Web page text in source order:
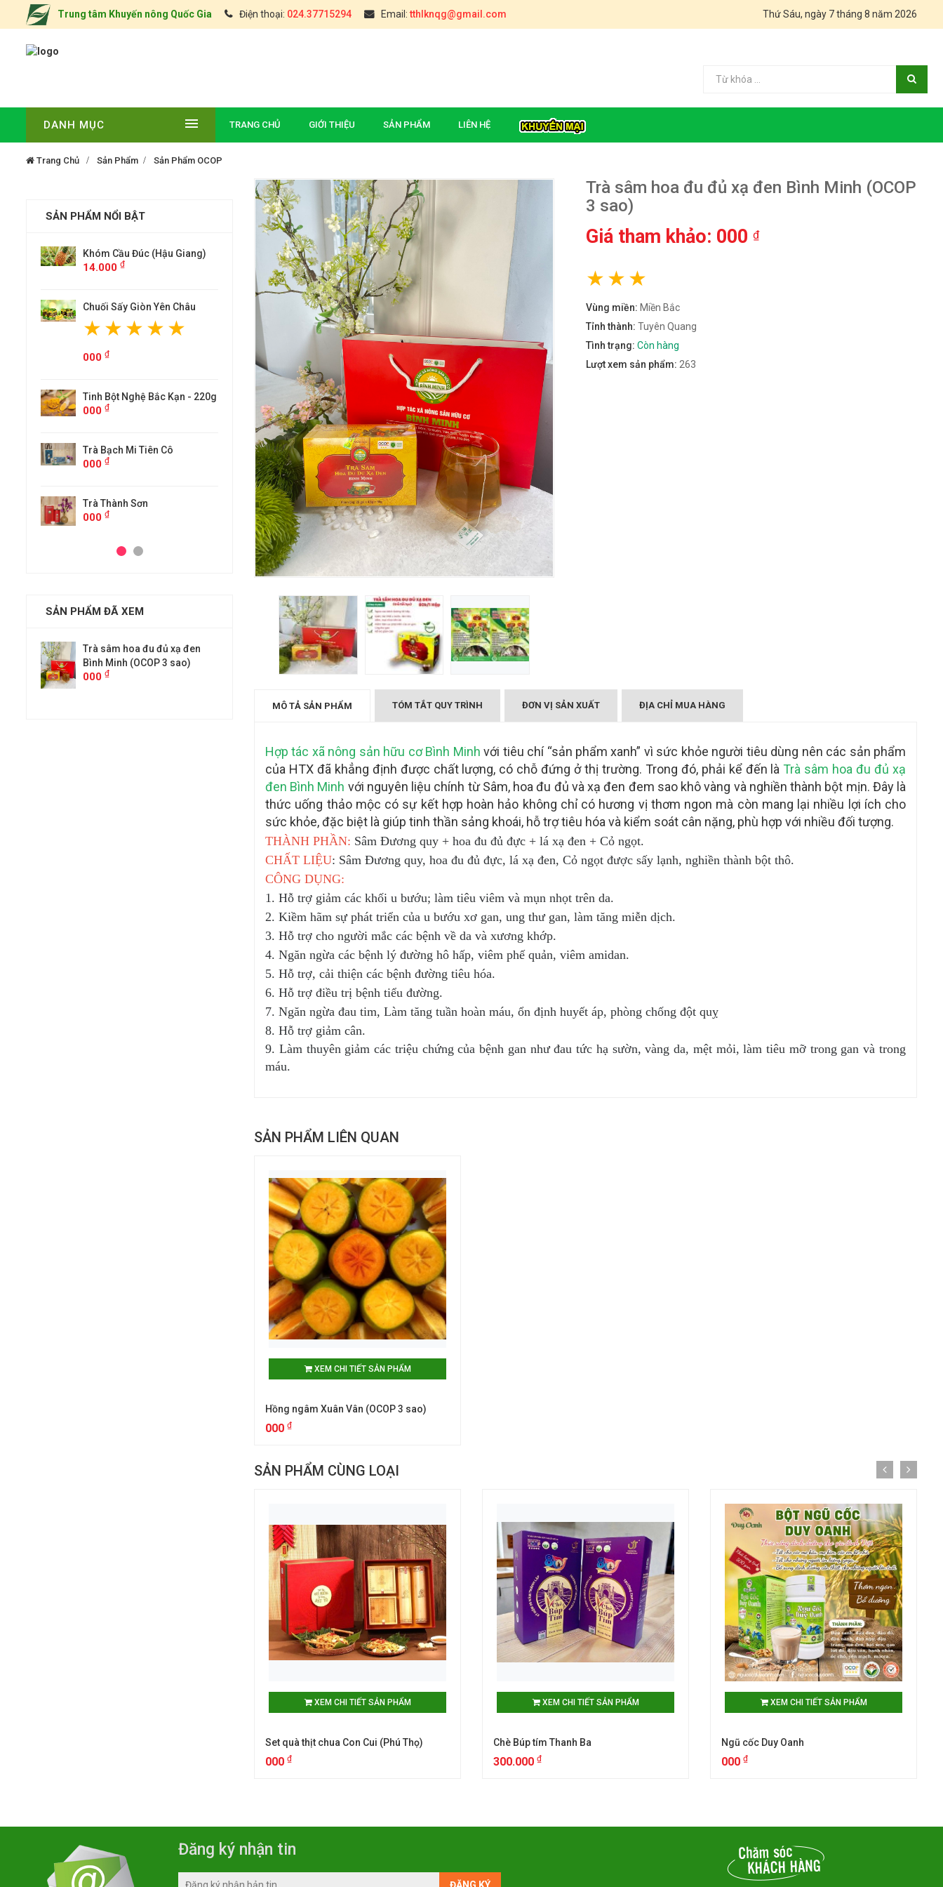
Trung tâm Khuyến nông Quốc Gia Điện thoại: 024.37715294 Email:tthlknqg@gmail.com Thứ Sáu, ngày 7 tháng 8 năm 2026
DANH MỤC TRANG CHỦ GIỚI THIỆU SẢN PHẨM LIÊN HỆ
Trang Chủ Sản Phẩm Sản Phẩm OCOP
Trà sâm hoa đu đủ xạ đen Bình Minh (OCOP
3 sao)
Giá tham khảo: 000 ₫
Vùng miền: Miền Bắc
Tỉnh thành: Tuyên Quang
Tình trạng: Còn hàng
Lượt xem sản phẩm: 263
MÔ TẢ SẢN PHẨM TÓM TẮT QUY TRÌNH ĐƠN VỊ SẢN XUẤT ĐỊA CHỈ MUA HÀNG
Hợp tác xã nông sản hữu cơ Bình Minh với tiêu chí “sản phẩm xanh” vì sức khỏe người tiêu dùng nên các sản phẩm
của HTX đã khẳng định được chất lượng, có chỗ đứng ở thị trường. Trong đó, phải kể đến làTrà sâm hoa đu đủ xạ
đen Bình Minh với nguyên liệu chính từ Sâm, hoa đu đủ và xạ đen đem sao khô vàng và nghiền thành bột mịn. Đây là
thức uống thảo mộc có sự kết hợp hoàn hảo không chỉ có hương vị thơm ngon mà còn mang lại nhiều lợi ích cho
sức khỏe, đặc biệt là giúp tinh thần sảng khoái, hỗ trợ tiêu hóa và kiểm soát cân nặng, phù hợp với nhiều đối tượng.
THÀNH PHẦN: Sâm Đương quy + hoa đu đủ đực + lá xạ đen + Cỏ ngọt.
CHẤT LIỆU: Sâm Đương quy, hoa đu đủ đực, lá xạ đen, Cỏ ngọt được sấy lạnh, nghiền thành bột thô.
CÔNG DỤNG:
1. Hỗ trợ giảm các khối u bướu; làm tiêu viêm và mụn nhọt trên da.
2. Kiềm hãm sự phát triển của u bướu xơ gan, ung thư gan, làm tăng miễn dịch.
3. Hỗ trợ cho người mắc các bệnh về da và xương khớp.
4. Ngăn ngừa các bệnh lý đường hô hấp, viêm phế quản, viêm amidan.
5. Hỗ trợ, cải thiện các bệnh đường tiêu hóa.
6. Hỗ trợ điều trị bệnh tiểu đường.
7. Ngăn ngừa đau tim, Làm tăng tuần hoàn máu, ổn định huyết áp, phòng chống đột quỵ
8. Hỗ trợ giảm cân.
9. Làm thuyên giảm các triệu chứng của bệnh gan như đau tức hạ sườn, vàng da, mệt mỏi, làm tiêu mỡ trong gan và trong
máu.
SẢN PHẨM LIÊN QUAN
XEM CHI TIẾT SẢN PHẨM
Hồng ngâm Xuân Vân (OCOP 3 sao)
000 ₫
SẢN PHẨM CÙNG LOẠI
XEM CHI TIẾT SẢN PHẨM
Set quà thịt chua Con Cui (Phú Thọ)
000 ₫
XEM CHI TIẾT SẢN PHẨM
Chè Búp tím Thanh Ba
300.000 ₫
XEM CHI TIẾT SẢN PHẨM
Ngũ cốc Duy Oanh
000 ₫
SẢN PHẨM NỔI BẬT
- 220g
ĐẶC SẢN CHÈ TÂN CƯƠNG
THÁI NGUYÊN(TÚI 0,5KG)
Khóm Cầu Đúc (Hậu Giang)
14.000₫
Chuối Sấy Giòn Yên Châu
Tinh Bột Nghệ Bắc Kạn - 220g
000₫
Trà Bạch Mi Tiên Cô
000₫
Trà Thành Sơn
000₫
ĐẶC SẢN CHÈ TÂN CƯƠNG
THÁI NGUYÊN(TÚI 0,5KG)
SẢN PHẨM ĐÃ XEM
Trà sâm hoa đu đủ xạ đen
Bình Minh (OCOP 3 sao)
000 ₫
Trà sâm hoa đu đủ xạ đen
Bình Minh (OCOP 3 sao)
000₫
Trà sâm hoa đu đủ xạ đen
Bình Minh (OCOP 3 sao)
Đăng ký nhận tin